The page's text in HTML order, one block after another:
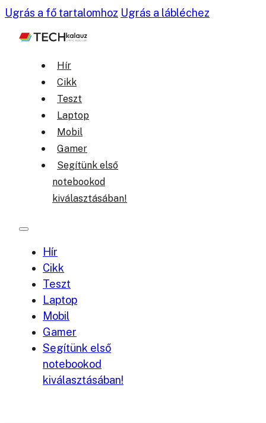
Ugrás a fő tartalomhoz Ugrás a lábléchez
Hír
Cikk
Teszt
Laptop
Mobil
Gamer
Segítünk első
notebookod
kiválasztásában!
Hír
Cikk
Teszt
Laptop
Mobil
Gamer
Segítünk első
notebookod
kiválasztásában!